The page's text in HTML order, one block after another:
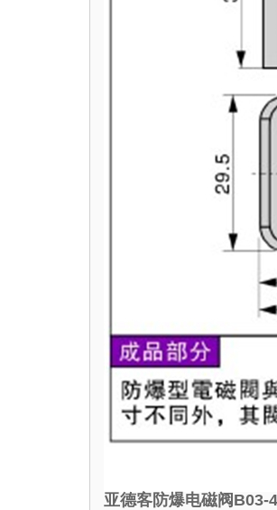
亚德客防爆电磁阀B03-